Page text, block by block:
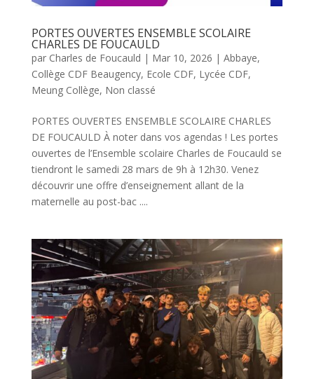
PORTES OUVERTES ENSEMBLE SCOLAIRE
CHARLES DE FOUCAULD
par Charles de Foucauld | Mar 10, 2026 | Abbaye,
Collège CDF Beaugency, Ecole CDF, Lycée CDF,
Meung Collège, Non classé
PORTES OUVERTES ENSEMBLE SCOLAIRE CHARLES
DE FOUCAULD À noter dans vos agendas ! Les portes
ouvertes de l’Ensemble scolaire Charles de Foucauld se
tiendront le samedi 28 mars de 9h à 12h30. Venez
découvrir une offre d’enseignement allant de la
maternelle au post-bac ....